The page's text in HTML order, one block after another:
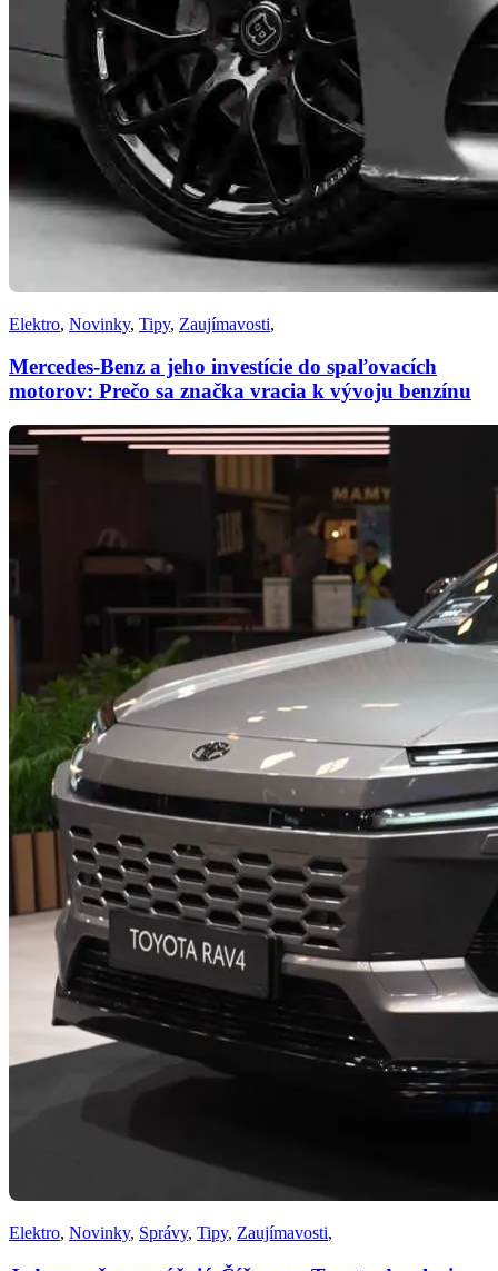
Elektro, Novinky, Tipy, Zaujímavosti,
Mercedes-Benz a jeho investície do spaľovacích
motorov: Prečo sa značka vracia k vývoju benzínu
Elektro, Novinky, Správy, Tipy, Zaujímavosti,